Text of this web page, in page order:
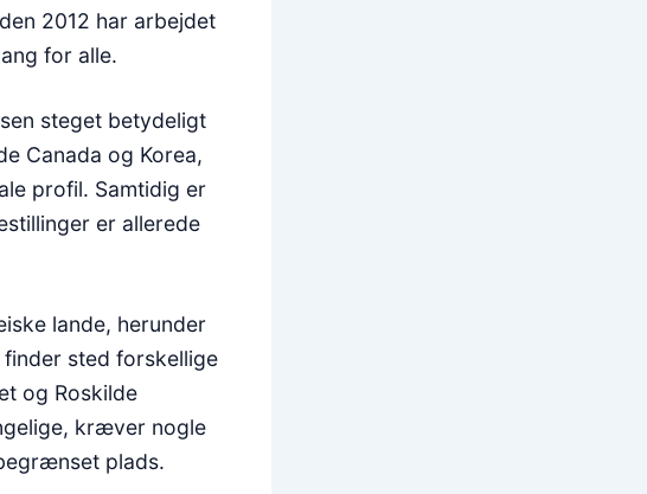
2012 har arbejdet
for alle.
steget betydeligt
Canada og Korea,
profil. Samtidig er
er allerede
lande, herunder
finder sted forskellige
og Roskilde
kræver nogle
plads.